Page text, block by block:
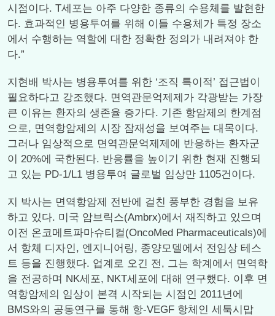
시점이다. T세포는 아주 다양한 종류의 수용체를 발현한
다. 효과적인 병용투여를 위해 이들 수용체가 특정 장소
에서 수행하는 역할에 대한 정확한 정의가 내려져야 한
다.”
지현배 박사는 병용투여를 위한 ‘조직 특이적’ 접근법이
필요하다고 강조했다. 면역관문억제제가 각광받는 가장
큰 이유는 환자의 생존율 증가다. 기존 항암제의 한계점
으로, 면역항암제의 시장 잠재성을 보여주는 대목이다.
그러나 임상적으로 면역관문억제제에 반응하는 환자군
이 20%에 국한된다. 반응률을 높이기 위한 현재 진행되
고 있는 PD-1/L1 병용투여 글로벌 임상만 1105건이다.
지 박사는 면역항암제 전반에 걸친 풍부한 경험을 보유
하고 있다. 미국 암브릭스(Ambrx)에서 재직하고 있으며
이전 온코메트파마슈티컬(OncoMed Pharmaceuticals)에
서 항체 디자인, 엔지니어링, 종양모델에서 전임상 테스
트 등을 진행했다. 업계로 오긴 전, 그는 학계에서 면역학
을 전공하며 NK세포, NKT세포에 대해 연구했다. 이후 면
역항암제의 임상이 본격 시작되는 시점인 2011년에
BMS와의 공동연구를 통해 항-VEGF 항체인 세툭시맙